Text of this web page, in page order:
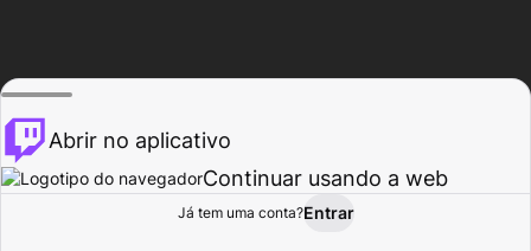
Procurar Atividade
Abrir no aplicativo
Continuar usando a web
Já tem uma conta?Entrar